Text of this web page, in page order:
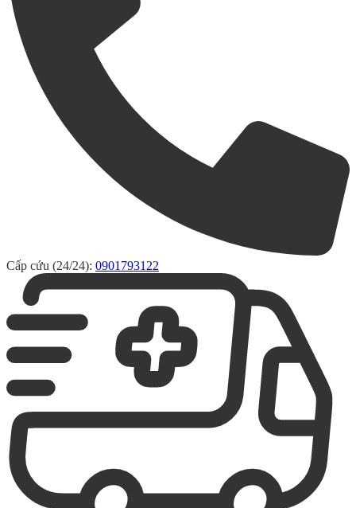
Cấp cứu (24/24): 0901793122